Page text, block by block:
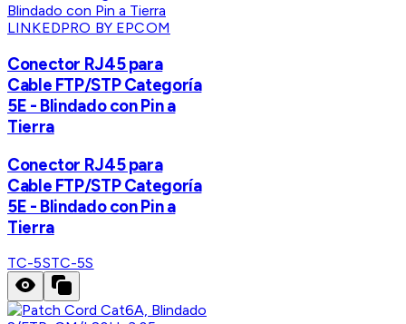
LINKEDPRO BY EPCOM
Conector RJ45 para
Cable FTP/STP Categoría
5E - Blindado con Pin a
Tierra
Conector RJ45 para
Cable FTP/STP Categoría
5E - Blindado con Pin a
Tierra
TC-5STC-5S